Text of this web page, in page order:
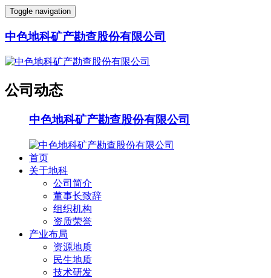
Toggle navigation
中色地科矿产勘查股份有限公司
公司动态
中色地科矿产勘查股份有限公司
首页
关于地科
公司简介
董事长致辞
组织机构
资质荣誉
产业布局
资源地质
民生地质
技术研发